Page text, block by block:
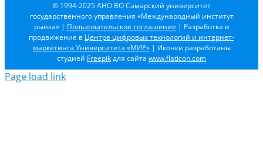
© 1994-2025 АНО ВО Самарский университет
государственного управления «Международный институт
рынка» | Пользовательское соглашение | Разработка и
продвижение в Центре цифровых технологий и интернет-
маркетинга Университета «МИР»| Иконки разработаны
студией Freepikдля сайта www.flaticon.com
Page load link